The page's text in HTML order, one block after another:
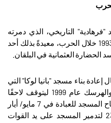
التاريخي، الذي دمرته
القوات الصربية في 7 مايو/ أيار 1993 خلال الحرب، معيدةً بذلك أحد
الحضارة العثمانية في البلقان
أعمال إعادة بناء مسجد "بانيا لوكا" التي
بدأها الاتحاد الإسلامي للبوسنة والهرسك عام 1999 ليتوقف لاحقًا
بسبب نقص التمويل، وجرى افتتاح المسجد للعبادة في 7 مايو/ أيار
2016، في الذكرى السنوية الـ 23 لتدمير المسجد على يد القوات